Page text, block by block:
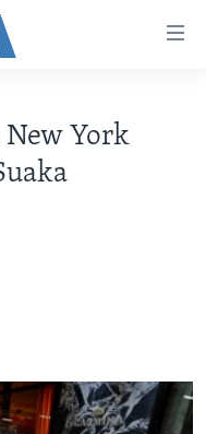
York